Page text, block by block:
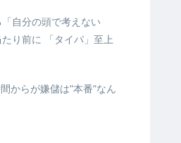
「自分の頭で考えない
り前に 「タイパ」至上
からが嫌儲は"本番"なん